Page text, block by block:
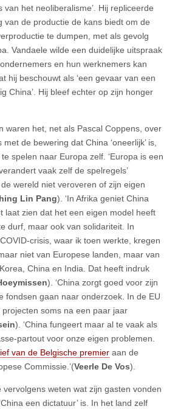
van het neoliberalisme’. Hij repliceerde
van de productie de kans biedt om de
te dumpen, met als gevolg
Vandaele wilde een duidelijke uitspraak
en hun werknemers kan
hij beschouwt als ‘een gevaar van een
China’. Hij bleef echter op zijn honger
waren het, net als Pascal Coppens, over
de bewering dat China ‘oneerlijk’ is,
spelen naar Europa zelf. ‘Europa is een
vaak zelf de spelregels’
de wereld niet veroveren of zijn eigen
Lin Pang). ‘In Afrika geniet China
laat zien dat het een eigen model heeft
durf, maar ook van solidariteit. In
crisis, waar ik toen werkte, kregen
niet van Europese landen, maar van
China en India. Dat heeft indruk
). ‘China zorgt goed voor zijn
fondsen gaan naar onderzoek. In de EU
soms na een paar jaar
). ‘China fungeert maar al te vaak als
partout voor onze eigen problemen.
van de Belgische premier aan de
Commissie.’(Veerle De Vos).
vervolgens weten wat zijn gasten vonden
een dictatuur’ is. In het land zelf